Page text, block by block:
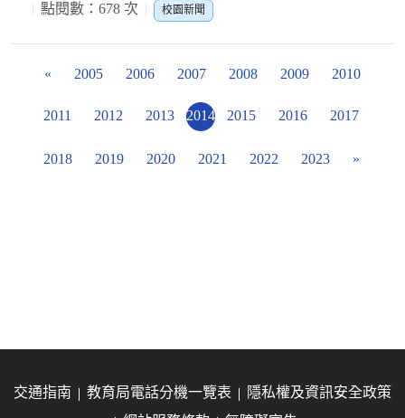
點閱數：678 次
校園新聞
« 2005 2006 2007 2008 2009 2010
2011 2012 2013 2014 2015 2016 2017
2018 2019 2020 2021 2022 2023 »
交通指南 教育局電話分機一覽表
隱私權及資訊安全政策